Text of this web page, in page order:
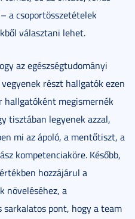
a csoportösszetételek
választani lehet.
az egészségtudományi
részt hallgatók ezen
hallgatóként megismernék
tisztában legyenek azzal,
mi az ápoló, a mentőtiszt, a
kompetenciaköre. Később,
hozzájárul a
növeléséhez, a
pont, hogy a team